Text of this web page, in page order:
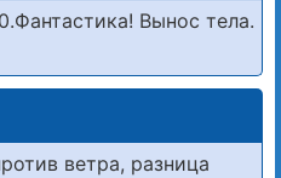
Вынос тела.
ветра, разница